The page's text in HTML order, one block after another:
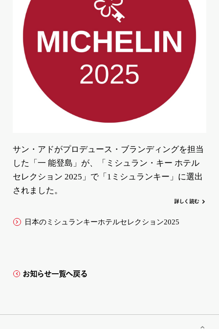
サン・アドがプロデュース・ブランディングを担当
した「一 能登島」が、「ミシュラン・キー ホテル
セレクション 2025」で「1ミシュランキー」に選出
されました。
詳し く 読む
日本のミシュランキーホテルセレクション2025
お知らせ一覧へ戻る